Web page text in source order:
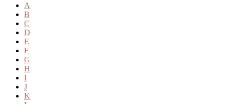
A
B
C
D
E
F
G
H
I
J
K